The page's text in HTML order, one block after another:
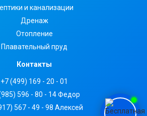
и канализации
Дренаж
Отопление
Плавательный пруд
Контакты
+7 (499) 169 - 20 - 01
596 - 80 - 14 Федор
567 - 49 - 98 Алексей